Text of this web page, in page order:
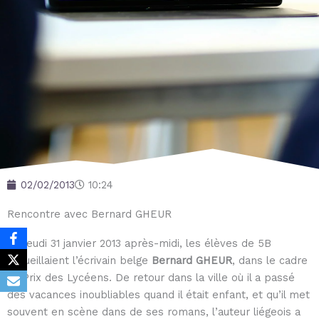
02/02/2013 10:24
Rencontre avec Bernard GHEUR
Ce jeudi 31 janvier 2013 après-midi, les élèves de 5B
accueillaient l’écrivain belge Bernard GHEUR, dans le cadre
du Prix des Lycéens. De retour dans la ville où il a passé
des vacances inoubliables quand il était enfant, et qu’il met
souvent en scène dans de ses romans, l’auteur liégeois a